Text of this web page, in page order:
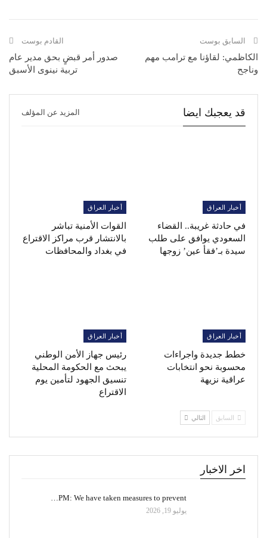
السابق بوست
الكاظمي: لقاؤنا مع ترامب مهم
وناجح
القادم بوست
صدور أمر قبضٍ بحق مدير عام
تربية نينوى الأسبق
قد يعجبك ايضا المزيد عن المؤلف
أخبار العراق
في حادثة غريبة.. القضاء
السعودي يوافق على طلب
سيدة بـ’فقأ عين’ زوجها
أخبار العراق
القوات الأمنية تباشر
بالانتشار قرب مراكز الاقتراع
في بغداد والمحافظات
أخبار العراق
خطط جديدة واجراءات
محسوبة نحو انتخابات
عراقية نزيهة
أخبار العراق
رئيس جهاز الأمن الوطني
يبحث مع الحكومة المحلية
تنسيق الجهود لتأمين يوم
الاقتراع
السابق التالي
اخر الاخبار
PM: We have taken measures to prevent…
يوليو 19, 2026